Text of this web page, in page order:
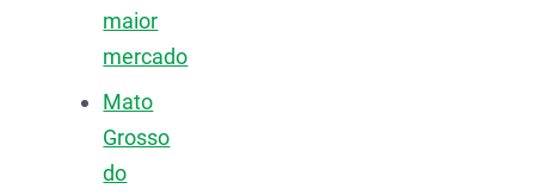
maior
mercado
Mato
Grosso
do